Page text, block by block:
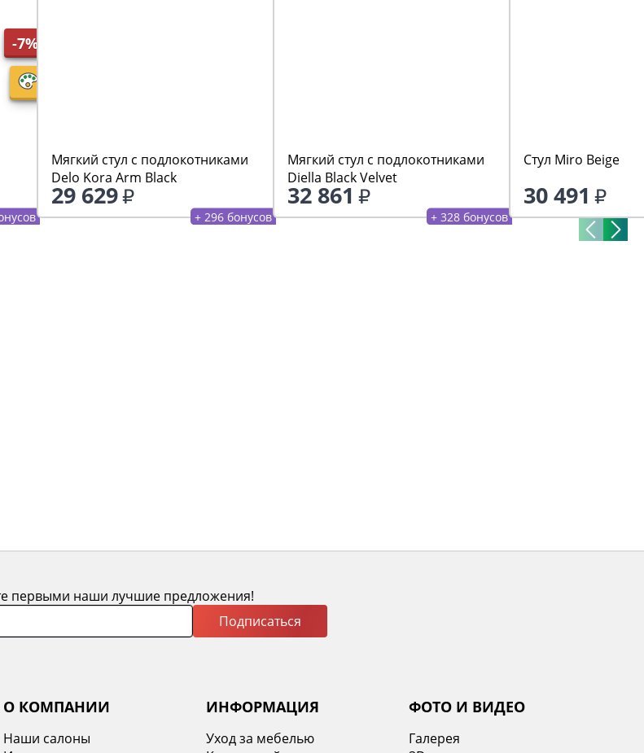
-7%
Мягкий стул с подлокотниками
Delo Kora Arm Black
29 629
+ 296 бонусов
Мягкий стул с подлокотниками
Diella Black Velvet
32 861
+ 328 бонусов
Стул Miro Beige
30 491
первыми наши лучшие предложения!
Подписаться
О КОМПАНИИ
Наши салоны
ИНФОРМАЦИЯ
Уход за мебелью
ФОТО И ВИДЕО
Галерея